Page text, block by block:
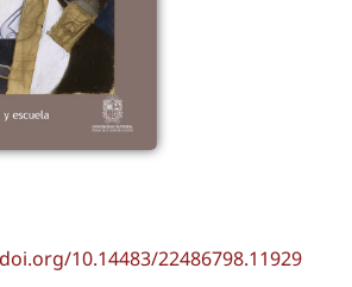
10.14483/22486798.11929